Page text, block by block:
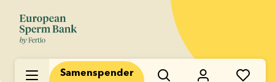
Samenspender